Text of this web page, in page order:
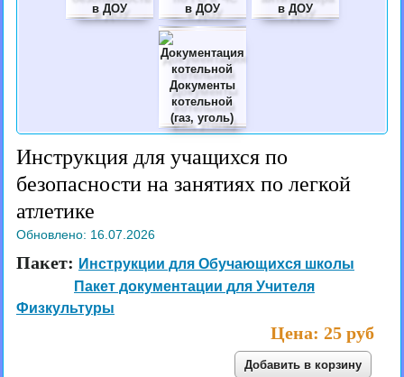
в ДОУ
в ДОУ
в ДОУ
Документы
котельной
(газ, уголь)
Инструкция для учащихся по
безопасности на занятиях по легкой
атлетике
Обновлено: 16.07.2026
Пакет: Инструкции для Обучающихся школы
Пакет документации для Учителя
Физкультуры
Цена: 25 руб